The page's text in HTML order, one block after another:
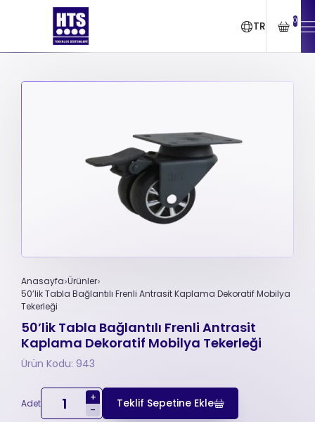
TR 0
Anasayfa Ürünler
50’lik Tabla Bağlantılı Frenli Antrasit Kaplama Dekoratif Mobilya
Tekerleği
50’lik Tabla Bağlantılı Frenli Antrasit
Kaplama Dekoratif Mobilya Tekerleği
Ürün Kodu: 943
Adet
+
-
Teklif Sepetine Ekle